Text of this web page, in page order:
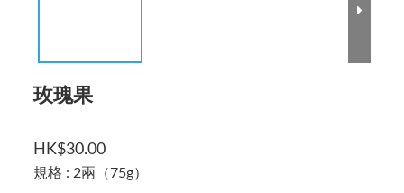
玫瑰果
HK$30.00
規格 : 2兩（75g）